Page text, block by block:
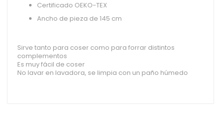
Certificado OEKO-TEX
Ancho de pieza de 145 cm
Sirve tanto para coser como para forrar distintos
complementos
Es muy fácil de coser
No lavar en lavadora, se limpia con un paño húmedo